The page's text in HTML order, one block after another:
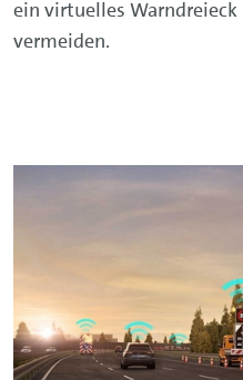
ein virtuelles
vermeiden.